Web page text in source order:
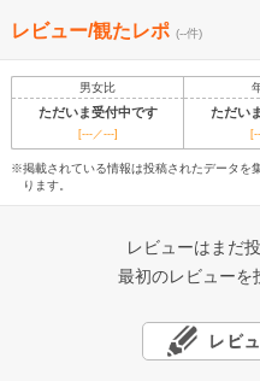
レビュー/観たレポ (--件)
男女比
ただいま受付中です ただい
[---／---]
※掲載されている情報は投稿されたデータを
ります。
レビューはまだ
最初のレビューを